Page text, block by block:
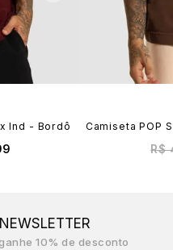
Ind - Bordô Camiseta POP
R$
10% de desconto